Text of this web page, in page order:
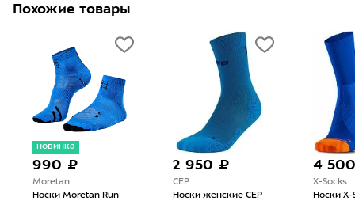
Похожие товары
новинка
990 ₽
Moretan
Носки Moretan Run
2 950 ₽
CEP
Носки женские CEP
4
X-Socks
Носки X-